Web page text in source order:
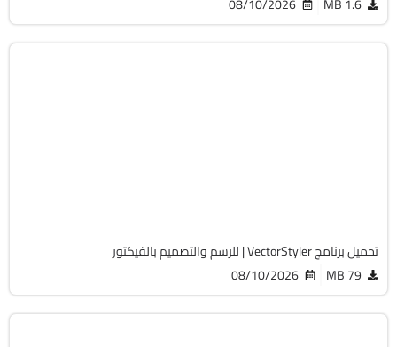
تحميل برنامج VectorStyler | للرسم والتصميم بالفيكتور
79 MB
08/10/2026